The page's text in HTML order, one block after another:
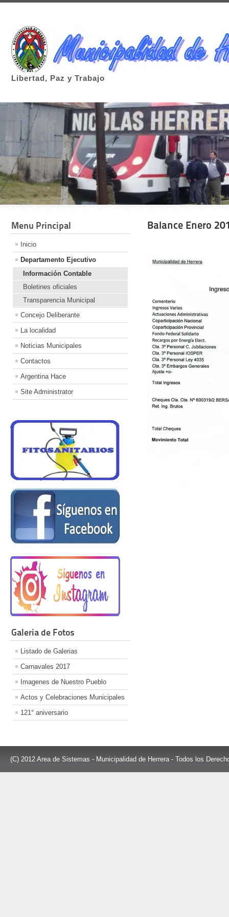
Libertad, Paz y Trabajo
Menu Principal
Inicio
Departamento Ejecutivo
Información Contable
Boletines oficiales
Transparencia Municipal
Concejo Deliberante
La localidad
Noticias Municipales
Contactos
Argentina Hace
Site Administrator
Galeria de Fotos
Listado de Galerias
Carnavales 2017
Imagenes de Nuestro Pueblo
Actos y Celebraciones Municipales
121° aniversario
Balance Enero
(C) 2012 Area de Sistemas - Municipalidad de Herrera - Todos los